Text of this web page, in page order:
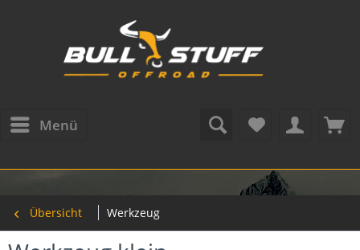
Menü
Übersicht Werkzeug